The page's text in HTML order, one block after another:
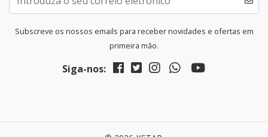
Subscreve os nossos emails para receber novidades e ofertas em
primeira mão.
Siga-nos: